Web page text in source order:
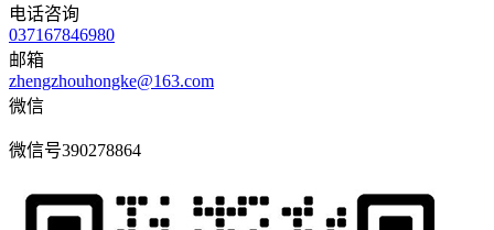
电话咨询
037167846980
邮箱
zhengzhouhongke@163.com
微信
微信号390278864